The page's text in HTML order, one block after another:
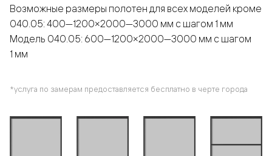
Возможные размеры полотен для всех моделей кроме
040.05: 400—1200×2000—3000 мм с шагом 1 мм
Модель 040.05: 600—1200×2000—3000 мм с шагом
1 мм
*услуга по замерам предоставляется бесплатно в черте города